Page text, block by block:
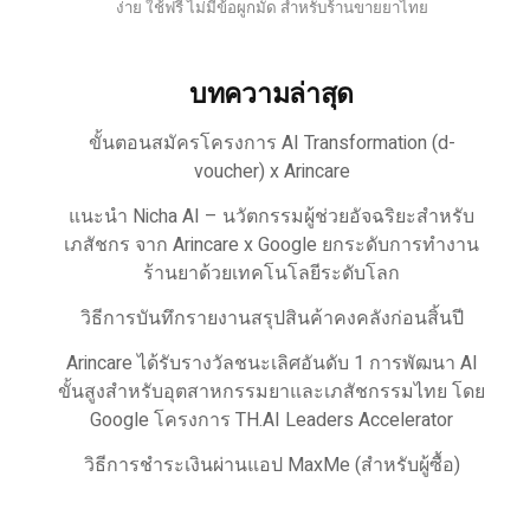
ง่าย ใช้ฟรี ไม่มีข้อผูกมัด สำหรับร้านขายยาไทย
บทความล่าสุด
ขั้นตอนสมัครโครงการ AI Transformation (d-
voucher) x Arincare
แนะนำ Nicha AI – นวัตกรรมผู้ช่วยอัจฉริยะสำหรับ
เภสัชกร จาก Arincare x Google ยกระดับการทำงาน
ร้านยาด้วยเทคโนโลยีระดับโลก
วิธีการบันทึกรายงานสรุปสินค้าคงคลังก่อนสิ้นปี
Arincare ได้รับรางวัลชนะเลิศอันดับ 1 การพัฒนา AI
ขั้นสูงสำหรับอุตสาหกรรมยาและเภสัชกรรมไทย โดย
Google โครงการ TH.AI Leaders Accelerator
วิธีการชำระเงินผ่านแอป MaxMe (สำหรับผู้ซื้อ)